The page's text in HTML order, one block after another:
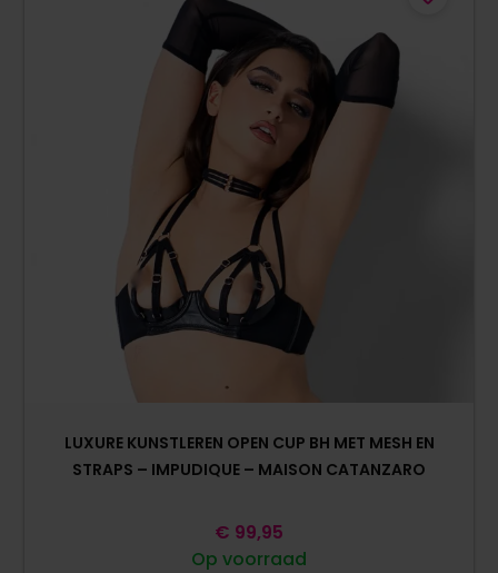
LUXURE KUNSTLEREN OPEN CUP BH MET MESH EN
STRAPS – IMPUDIQUE – MAISON CATANZARO
Op voorraad
€ 99,95